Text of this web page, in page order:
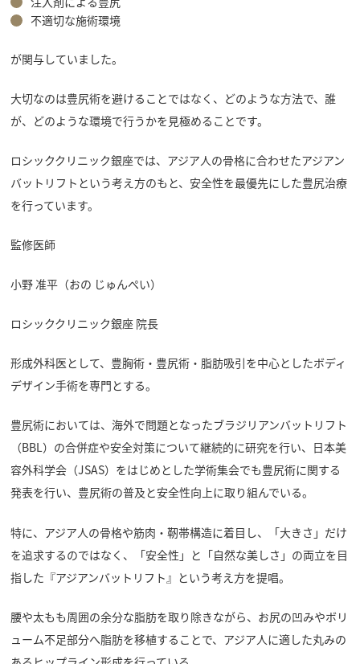
不適切な施術環境
が関与していました。
大切なのは豊尻術を避けることではなく、どのような方法で、誰
が、どのような環境で行うかを見極めることです。
ロシッククリニック銀座では、アジア人の骨格に合わせたアジアン
バットリフトという考え方のもと、安全性を最優先にした豊尻治療
を行っています。
監修医師
小野 准平（おの じゅんぺい）
ロシッククリニック銀座 院長
形成外科医として、豊胸術・豊尻術・脂肪吸引を中心としたボディ
デザイン手術を専門とする。
豊尻術においては、海外で問題となったブラジリアンバットリフト
（BBL）の合併症や安全対策について継続的に研究を行い、日本美
容外科学会（JSAS）をはじめとした学術集会でも豊尻術に関する
発表を行い、豊尻術の普及と安全性向上に取り組んでいる。
特に、アジア人の骨格や筋肉・靭帯構造に着目し、「大きさ」だけ
を追求するのではなく、「安全性」と「自然な美しさ」の両立を目
指した『アジアンバットリフト』という考え方を提唱。
腰や太もも周囲の余分な脂肪を取り除きながら、お尻の凹みやボリ
ューム不足部分へ脂肪を移植することで、アジア人に適した丸みの